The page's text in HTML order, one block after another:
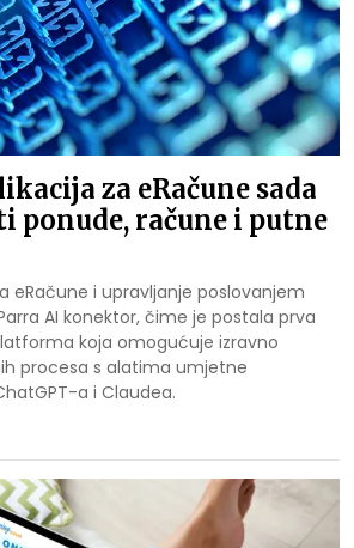
za eRačune sada
ponude, račune i putne
eRačune i upravljanje poslovanjem
AI konektor, čime je postala prva
koja omogućuje izravno
procesa s alatima umjetne
a i Claudea.